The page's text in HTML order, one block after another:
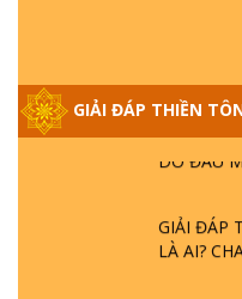
GIẢI ĐÁP THIỀN
GIẢI ĐÁP
GIẢI ĐÁP
LÀ AI?